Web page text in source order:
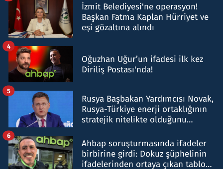
İzmit Belediyesi'ne operasyon!
Başkan Fatma Kaplan Hürriyet ve
eşi gözaltına alındı
Oğuzhan Uğur’un ifadesi ilk kez
Diriliş Postası'nda!
4
Rusya Başbakan Yardımcısı Novak,
Rusya-Türkiye enerji ortaklığının
stratejik nitelikte olduğunu
5
Ahbap soruşturmasında ifadeler
birbirine girdi: Dokuz şüphelinin
ifadelerinden ortaya çıkan tablo
6